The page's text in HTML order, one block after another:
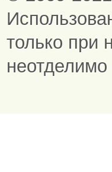
только при